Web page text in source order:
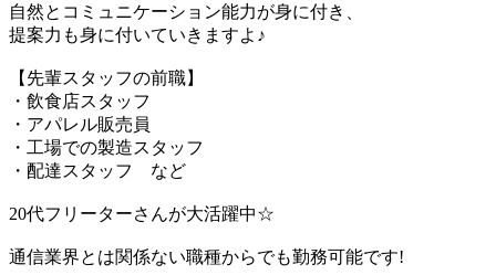
自然とコミュニケーション能力が身に付き、
提案力も身に付いていきますよ♪
【先輩スタッフの前職】
・飲食店スタッフ
・アパレル販売員
・工場での製造スタッフ
・配達スタッフ など
20代フリーターさんが大活躍中☆
通信業界とは関係ない職種からでも勤務可能です!